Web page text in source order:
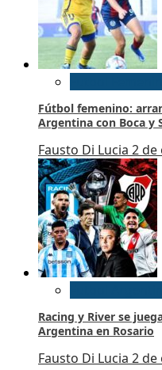
Fútbol femenino:
Argentina con Boca y
Fausto Di Lucia 2 de
Racing y River se
Argentina en Rosario
Fausto Di Lucia 2 de